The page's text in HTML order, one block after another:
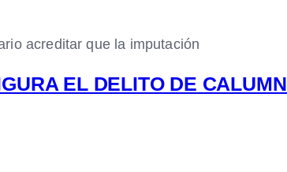
acreditar que la imputación
EL DELITO DE